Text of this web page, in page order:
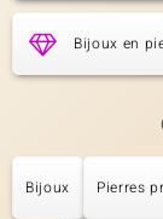
Bijoux en
Bijoux Pierres